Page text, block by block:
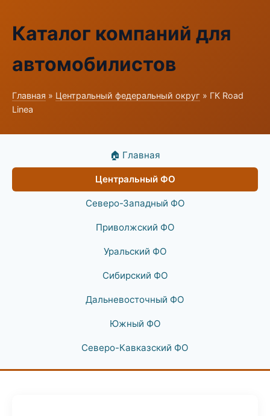
Каталог компаний для
автомобилистов
Главная » Центральный федеральный округ » ГК Road
Linea
🏠 Главная
Центральный ФО
Северо-Западный ФО
Приволжский ФО
Уральский ФО
Сибирский ФО
Дальневосточный ФО
Южный ФО
Северо-Кавказский ФО